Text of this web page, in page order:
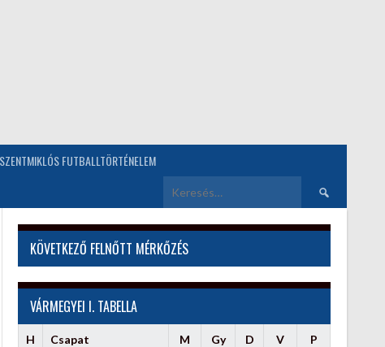
FUTBALLTÖRTÉNELEM
Keresés:
KÖVETKEZŐ FELNŐTT MÉRKŐZÉS
VÁRMEGYEI I. TABELLA
H Csapat M Gy D V P